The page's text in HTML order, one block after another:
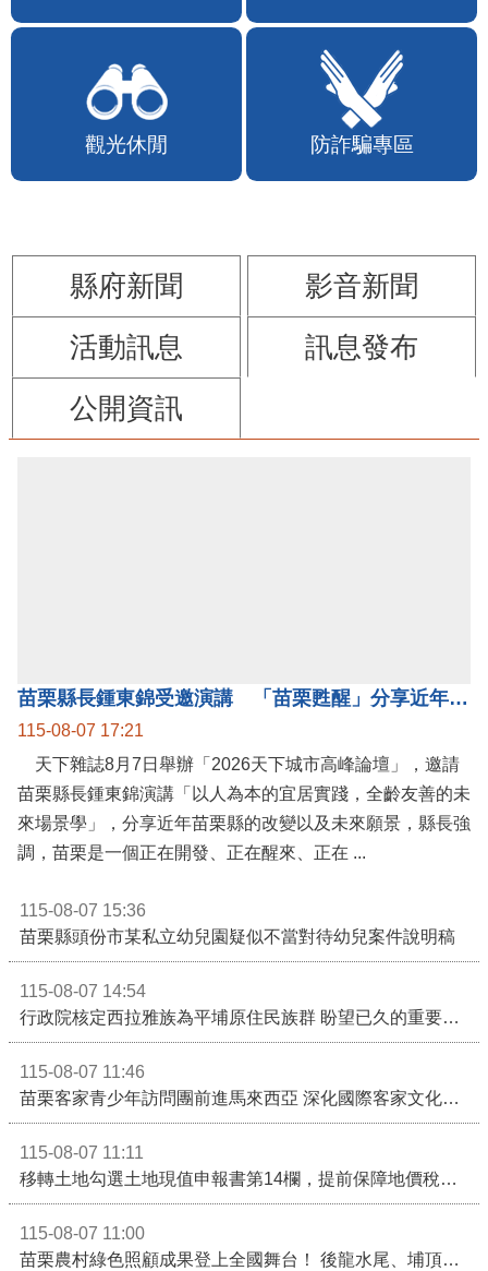
觀光休閒 防詐騙專區
縣府新聞
影音新聞
活動訊息
訊息發布
公開資訊
苗栗縣長鍾東錦受邀演講 「苗栗甦醒」分享近年轉變
115-08-07 17:21
天下雜誌8月7日舉辦「2026天下城市高峰論壇」，邀請
苗栗縣長鍾東錦演講「以人為本的宜居實踐，全齡友善的未
來場景學」，分享近年苗栗縣的改變以及未來願景，縣長強
調，苗栗是一個正在開發、正在醒來、正在 ...
115-08-07 15:36
苗栗縣頭份市某私立幼兒園疑似不當對待幼兒案件說明稿
115-08-07 14:54
行政院核定西拉雅族為平埔原住民族群 盼望已久的重要時刻到來！8月13日起受理民族成員名冊登記
115-08-07 11:46
苗栗客家青少年訪問團前進馬來西亞 深化國際客家文化交流
115-08-07 11:11
移轉土地勾選土地現值申報書第14欄，提前保障地價稅節稅權益
115-08-07 11:00
苗栗農村綠色照顧成果登上全國舞台！ 後龍水尾、埔頂社區前進2026高齡健康產業博覽會